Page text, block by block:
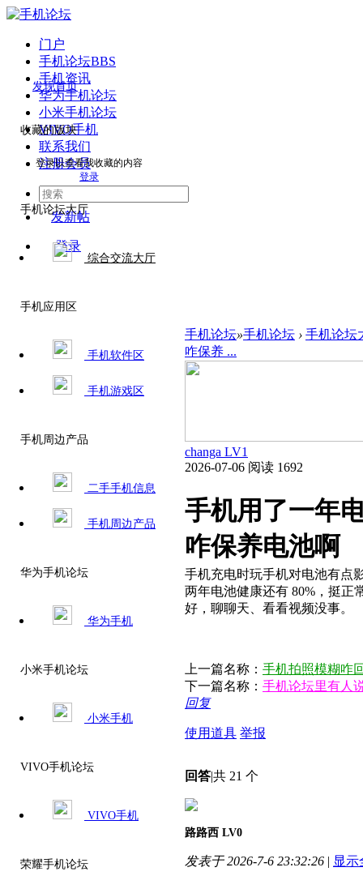
门户
手机论坛BBS
手机资讯
华为手机论坛
小米手机论坛
VIVO手机
联系我们
注册会员
发新帖
登录
手机论坛»手机论坛 › 手机论坛
咋保养 ...
发现首页
收藏的版块
登录以查看我收藏的内容
登录
手机论坛大厅
综合交流大厅
手机应用区
手机软件区
手机游戏区
手机周边产品
二手手机信息
手机周边产品
华为手机论坛
华为手机
小米手机论坛
小米手机
VIVO手机论坛
VIVO手机
荣耀手机论坛
changa LV1
2026-07-06 阅读 1692
手机用了一年
咋保养电池啊​
手机充电时玩手机对电池有点
两年电池健康还有 80%，挺正
好，聊聊天、看看视频没事。​
上一篇名称： 手机拍照模糊咋
下一篇名称： 手机论坛里有人
回复
使用道具 举报
回答|共 21 个
路路西 LV0
发表于 2026-7-6 23:32:26 | 显示